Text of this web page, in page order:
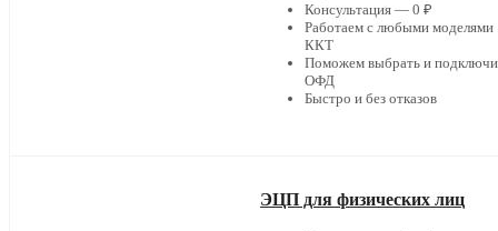
Консультация — 0 ₽
Работаем с любыми моделями
ККТ
Поможем выбрать и
ОФД
Быстро и без отказов
ЭЦП для физических лиц